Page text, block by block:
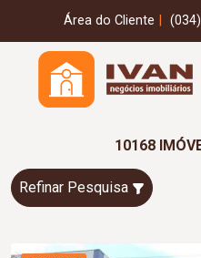
Área do Cliente
10168
Refinar Pesquisa